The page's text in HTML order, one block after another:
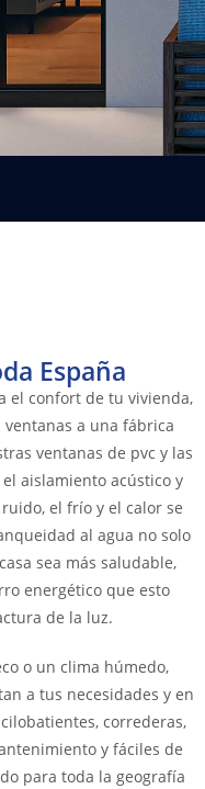
España
el confort de tu vivienda,
a una fábrica
ventanas de pvc y las
aislamiento acústico y
el frío y el calor se
al agua no solo
sea más saludable,
energético que esto
de la luz.
o un clima húmedo,
a tus necesidades y en
correderas,
y fáciles de
para toda la geografía